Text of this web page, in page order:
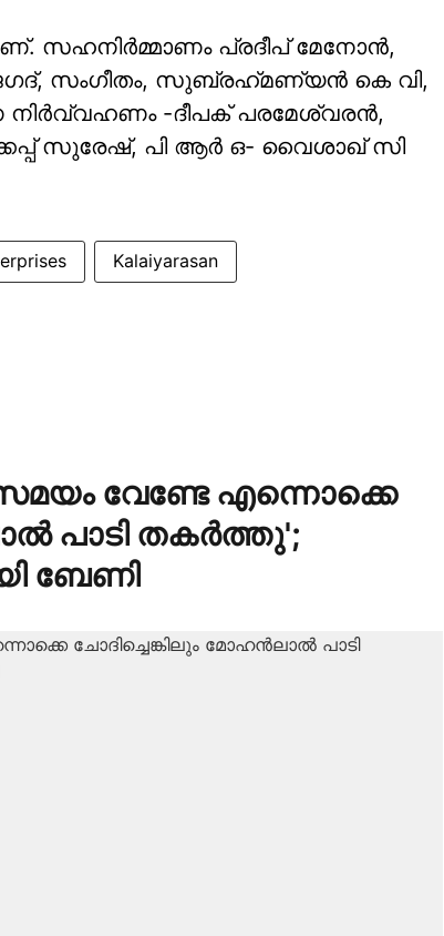
സഹനിര്‍മ്മാണം പ്രദീപ് മേനോന്‍,
സംഗീതം, സുബ്രഹ്‌മണ്യന്‍ കെ വി,
നിര്‍വ്വഹണം -ദീപക് പരമേശ്വരന്‍,
സുരേഷ്, പി ആര്‍ ഒ- വൈശാഖ് സി
Kalaiyarasan
വേണ്ടേ എന്നൊക്കെ
പാടി തകർത്തു';
ബേണി